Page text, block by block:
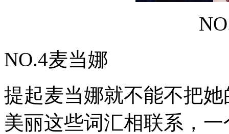
NO.4麦当娜
提起麦当娜就不能不把
美丽这些词汇相联系，